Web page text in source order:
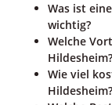
Was ist
wichtig?
Welche
Hildesheim?
Wie viel
Hildesheim?